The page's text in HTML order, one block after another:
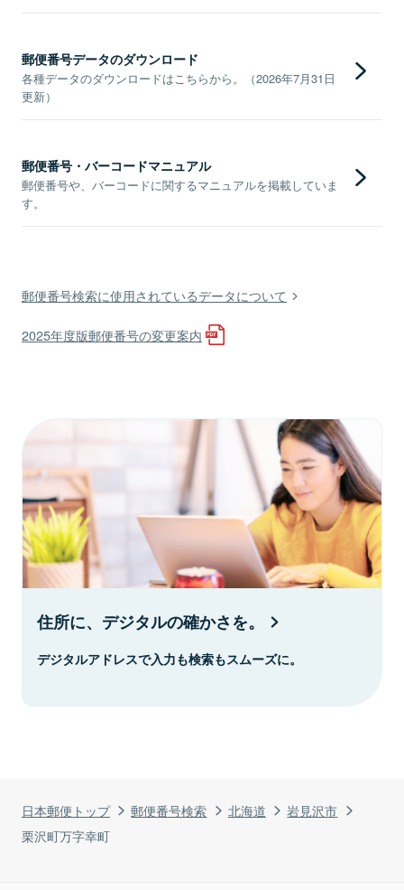
日本郵便トップ 郵便番号検索 北海道
岩見沢市
栗沢町万字幸町
郵便番号データのダウンロード
各種データのダウンロードはこちらから。（2026年7月31日
更新）
郵便番号・バーコードマニュアル
郵便番号や、バーコードに関するマニュアルを掲載していま
す。
郵便番号検索に使用されているデータについて
2025年度版郵便番号の変更案内
住所に、デジタルの確かさを。
デジタルアドレスで入力も検索もスムーズに。